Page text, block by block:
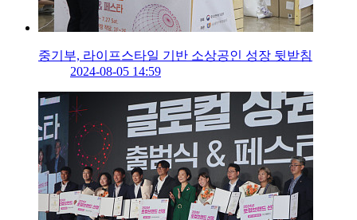
중기부, 라이프스타일 기반 소상공인 성장 뒷받침
2024-08-05 14:59